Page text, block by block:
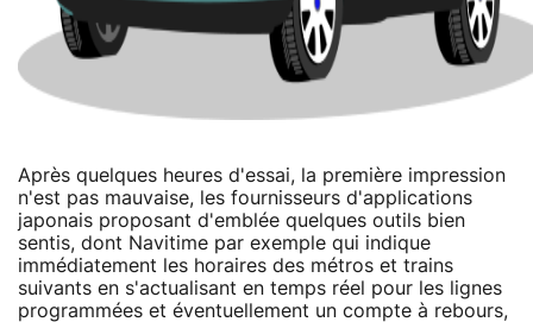
Après quelques heures d'essai, la première impression
n'est pas mauvaise, les fournisseurs d'applications
japonais proposant d'emblée quelques outils bien
sentis, dont Navitime par exemple qui indique
immédiatement les horaires des métros et trains
suivants en s'actualisant en temps réel pour les lignes
programmées et éventuellement un compte à rebours,